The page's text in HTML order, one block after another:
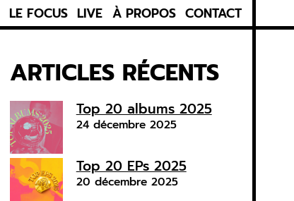
LE FOCUS LIVE À PROPOS CONTACT
ARTICLES RÉCENTS
Top 20 albums 2025
24 décembre 2025
Top 20 EPs 2025
20 décembre 2025